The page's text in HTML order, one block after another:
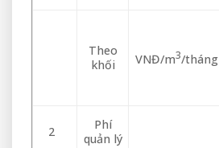
Theo
khối
VNĐ/m3/tháng
2
Phí
quản lý